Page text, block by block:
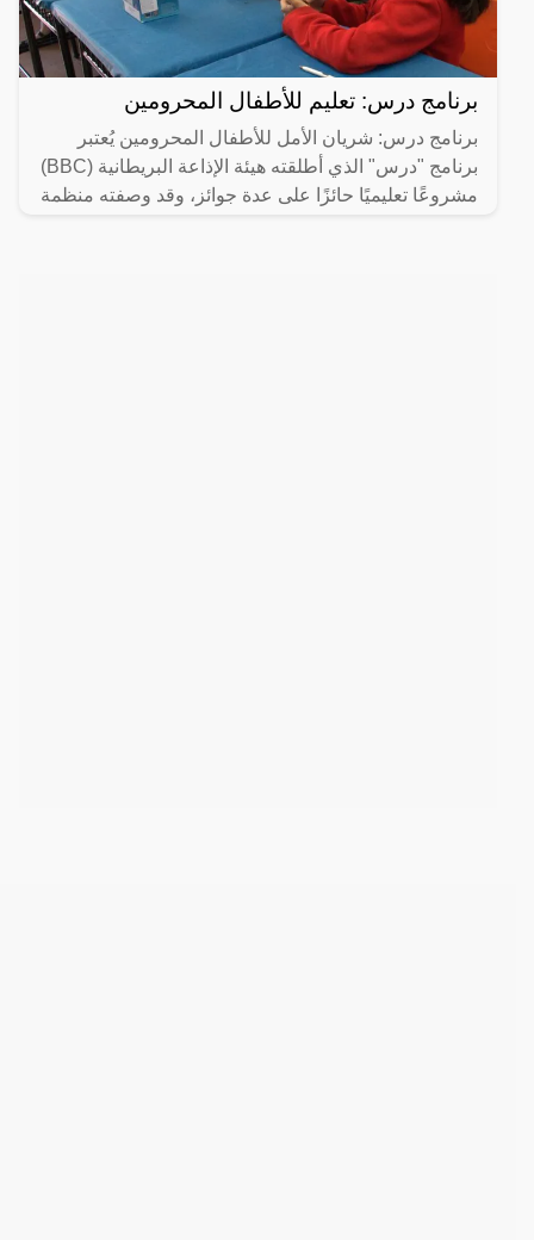
برنامج درس: تعليم للأطفال المحرومين
برنامج درس: شريان الأمل للأطفال المحرومين يُعتبر
برنامج "درس" الذي أطلقته هيئة الإذاعة البريطانية (BBC)
مشروعًا تعليميًا حائزًا على عدة جوائز، وقد وصفته منظمة